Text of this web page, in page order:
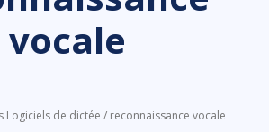
vocale
Logiciels de dictée / reconnaissance vocale